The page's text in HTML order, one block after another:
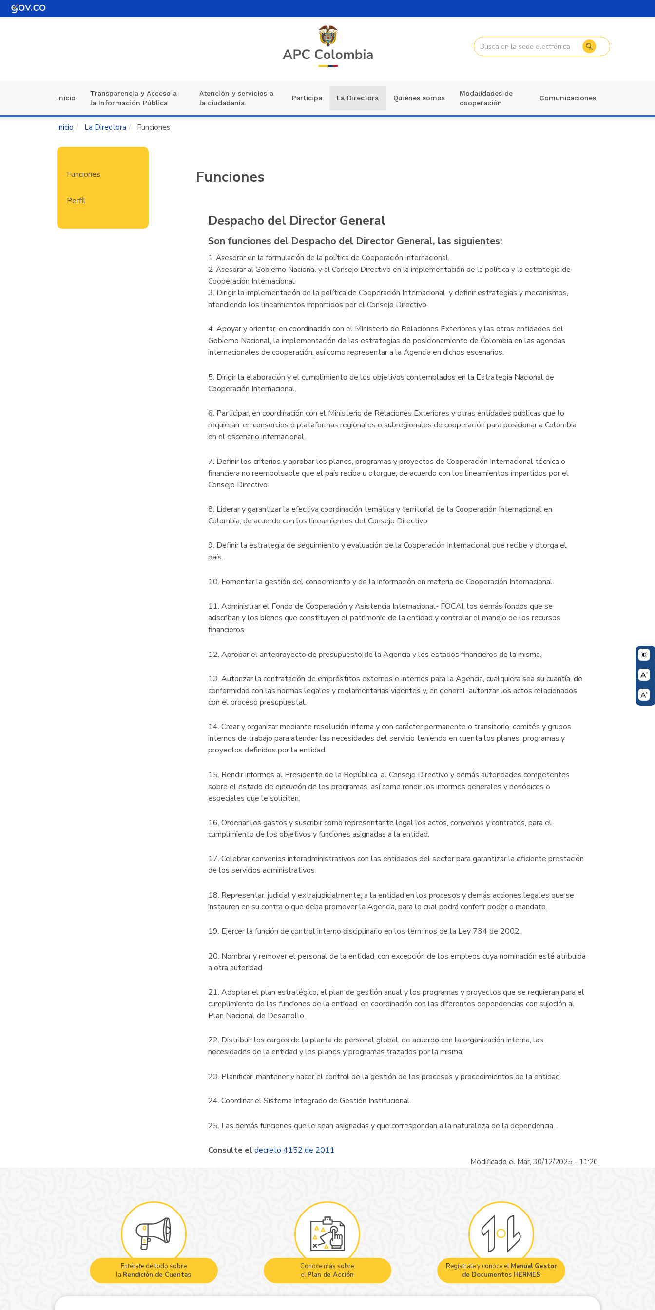
Pasar
al
Navegación
principal
Inicio
Transparencia y Acceso a
la Información Pública
Atención y servicios a
la ciudadanía
Participa La Directora Quiénes somos
Modalidades de
cooperación
Comunicaciones
Inicio La Directora Funciones
Funciones
Perfil
Funciones
Despacho del Director General
Son funciones del Despacho del Director General, las siguientes:
1. Asesorar en la formulación de la política de Cooperación Internacional.
2. Asesorar al Gobierno Nacional y al Consejo Directivo en la implementación de la política y la estrategia de
Cooperación Internacional.
3. Dirigir la implementación de la política de Cooperación Internacional, y definir estrategias y mecanismos,
atendiendo los lineamientos impartidos por el Consejo Directivo.
4. Apoyar y orientar, en coordinación con el Ministerio de Relaciones Exteriores y las otras entidades del
Gobierno Nacional, la implementación de las estrategias de posicionamiento de Colombia en las agendas
internacionales de cooperación, así como representar a la Agencia en dichos escenarios.
5. Dirigir la elaboración y el cumplimiento de los objetivos contemplados en la Estrategia Nacional de
Cooperación Internacional.
6. Participar, en coordinación con el Ministerio de Relaciones Exteriores y otras entidades públicas que lo
requieran, en consorcios o plataformas regionales o subregionales de cooperación para posicionar a Colombia
en el escenario internacional.
7. Definir los criterios y aprobar los planes, programas y proyectos de Cooperación Internacional técnica o
financiera no reembolsable que el país reciba u otorgue, de acuerdo con los lineamientos impartidos por el
Consejo Directivo.
8. Liderar y garantizar la efectiva coordinación temática y territorial de la Cooperación Internacional en
Colombia, de acuerdo con los lineamientos del Consejo Directivo.
9. Definir la estrategia de seguimiento y evaluación de la Cooperación Internacional que recibe y otorga el
país.
10. Fomentar la gestión del conocimiento y de la información en materia de Cooperación Internacional.
11. Administrar el Fondo de Cooperación y Asistencia Internacional- FOCAI, los demás fondos que se
adscriban y los bienes que constituyen el patrimonio de la entidad y controlar el manejo de los recursos
financieros.
12. Aprobar el anteproyecto de presupuesto de la Agencia y los estados financieros de la misma.
13. Autorizar la contratación de empréstitos externos e internos para la Agencia, cualquiera sea su cuantía, de
conformidad con las normas legales y reglamentarias vigentes y, en general, autorizar los actos relacionados
con el proceso presupuestal.
14. Crear y organizar mediante resolución interna y con carácter permanente o transitorio, comités y grupos
internos de trabajo para atender las necesidades del servicio teniendo en cuenta los planes, programas y
proyectos definidos por la entidad.
15. Rendir informes al Presidente de la República, al Consejo Directivo y demás autoridades competentes
sobre el estado de ejecución de los programas, así como rendir los informes generales y periódicos o
especiales que le soliciten.
16. Ordenar los gastos y suscribir como representante legal los actos, convenios y contratos, para el
cumplimiento de los objetivos y funciones asignadas a la entidad.
17. Celebrar convenios interadministrativos con las entidades del sector para garantizar la eficiente prestación
de los servicios administrativos
18. Representar, judicial y extrajudicialmente, a la entidad en los procesos y demás acciones legales que se
instauren en su contra o que deba promover la Agencia, para lo cual podrá conferir poder o mandato.
19. Ejercer la función de control interno disciplinario en los términos de la Ley 734 de 2002.
20. Nombrar y remover el personal de la entidad, con excepción de los empleos cuya nominación esté atribuida
a otra autoridad.
21. Adoptar el plan estratégico, el plan de gestión anual y los programas y proyectos que se requieran para el
cumplimiento de las funciones de la entidad, en coordinación con las diferentes dependencias con sujeción al
Plan Nacional de Desarrollo.
22. Distribuir los cargos de la planta de personal global, de acuerdo con la organización interna, las
necesidades de la entidad y los planes y programas trazados por la misma.
23. Planificar, mantener y hacer el control de la gestión de los procesos y procedimientos de la entidad.
24. Coordinar el Sistema Integrado de Gestión Institucional.
25. Las demás funciones que le sean asignadas y que correspondan a la naturaleza de la dependencia.
Consulte el decreto 4152 de 2011
Modificado el Mar, 30/12/2025 - 11:20
Entérate de todo sobre
la Rendición de Cuentas
Conoce más sobre
el Plan de Acción
Regístrate y conoce el Manual Gestor
de Documentos HERMES